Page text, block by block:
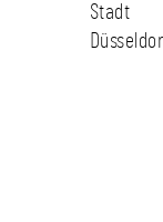
Stadt